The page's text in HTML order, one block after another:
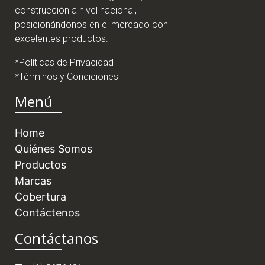
construcción a nivel nacional,
posicionándonos en el mercado con
excelentes productos.
*Políticas de Privacidad
*Términos y Condiciones
Menú
Home
Quiénes Somos
Productos
Marcas
Cobertura
Contáctenos
Contáctanos